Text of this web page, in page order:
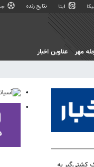
ایتا نتایج زنده
مهر عناوین اخبار
کشتی‌گیر به